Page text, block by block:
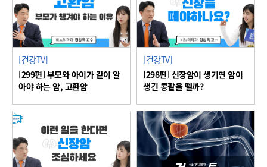
[건강TV]
[299편] 부모와 아이가 같이 알
아야 하는 암, 고환암
[건강TV]
[298편] 신장암이 생기면 암이
생긴 콩팥을 뗄까?